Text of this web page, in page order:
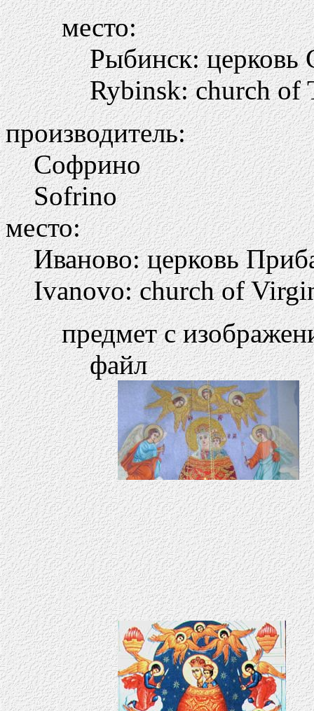
место:
Рыбинск: церковь
Rybinsk: church of
производитель:
Софрино
Sofrino
место:
Иваново: церковь
Ivanovo: church of
предмет с
файл